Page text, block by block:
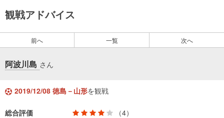
観戦アドバイス
前へ 一覧 次へ
阿波川島 さん
2019/12/08 徳島－山形を観戦
総合評価 （4）